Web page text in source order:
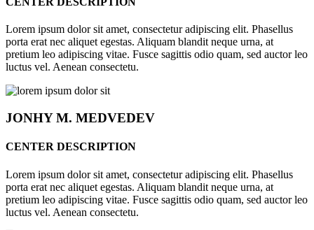
Lorem ipsum dolor sit amet, consectetur adipiscing elit. Phasellus
porta erat nec aliquet egestas. Aliquam blandit neque urna, at
pretium leo adipiscing vitae. Fusce sagittis odio quam, sed auctor leo
luctus vel. Aenean consectetu.
JONHYM. MEDVEDEV
CENTER DESCRIPTION
Lorem ipsum dolor sit amet, consectetur adipiscing elit. Phasellus
porta erat nec aliquet egestas. Aliquam blandit neque urna, at
pretium leo adipiscing vitae. Fusce sagittis odio quam, sed auctor leo
luctus vel. Aenean consectetu.